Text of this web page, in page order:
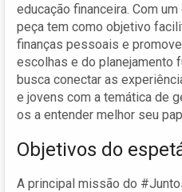
educação financeira. Com
peça tem como objetivo
finanças pessoais e
escolhas e do planejamento
busca conectar as
e jovens com a temática de
os a entender melhor seu
Objetivos do
A principal missão do